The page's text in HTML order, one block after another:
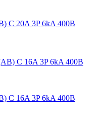
C 20A 3P 6kA 400В
C 16A 3P 6kA 400В